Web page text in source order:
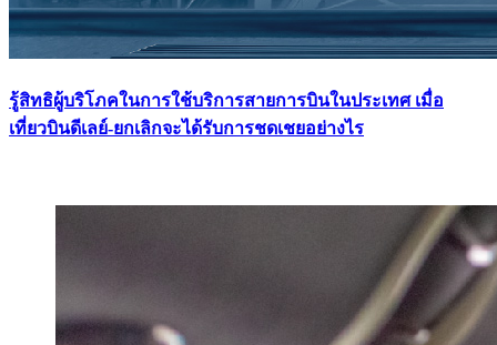
รู้สิทธิผู้บริโภคในการใช้บริการสายการบินในประเทศ เมื่อ
เที่ยวบินดีเลย์-ยกเลิกจะได้รับการชดเชยอย่างไร